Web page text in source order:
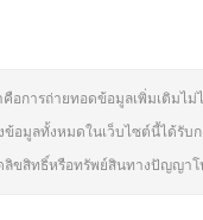
การถ่ายทอดข้อมูลเพิ่มเติมไ
มูลทั้งหมดในเว็บไซต์นี้ได้รับก
ลิขสิทธิ์หรือทรัพย์สินทางปัญญาโ